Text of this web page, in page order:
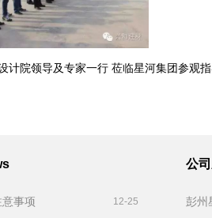
计院领导及专家一行 莅临星河集团参观
事项 12-25
公